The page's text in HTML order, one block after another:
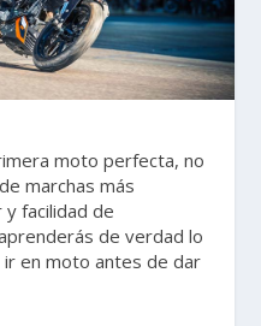
moto perfecta, no
marchas más
facilidad de
de verdad lo
ir en moto antes de dar